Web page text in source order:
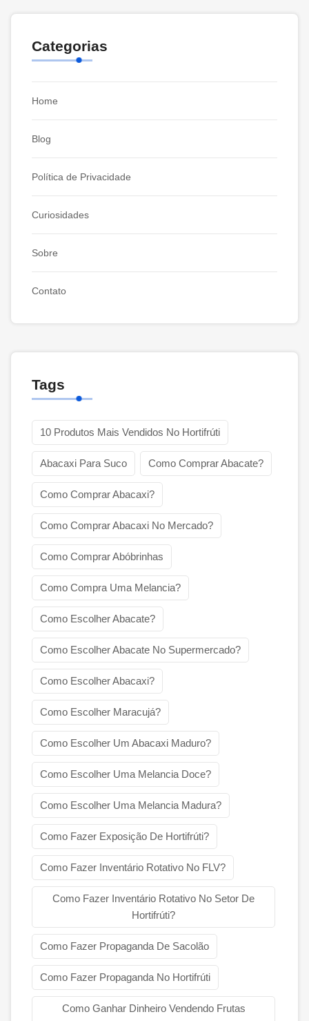
Categorias
Home
Blog
Política de Privacidade
Curiosidades
Sobre
Contato
Tags
10 Produtos Mais Vendidos No Hortifrúti
Abacaxi Para Suco Como Comprar Abacate?
Como Comprar Abacaxi?
Como Comprar Abacaxi No Mercado?
Como Comprar Abóbrinhas
Como Compra Uma Melancia?
Como Escolher Abacate?
Como Escolher Abacate No Supermercado?
Como Escolher Abacaxi?
Como Escolher Maracujá?
Como Escolher Um Abacaxi Maduro?
Como Escolher Uma Melancia Doce?
Como Escolher Uma Melancia Madura?
Como Fazer Exposição De Hortifrúti?
Como Fazer Inventário Rotativo No FLV?
Como Fazer Inventário Rotativo No Setor De
Hortifrúti?
Como Fazer Propaganda De Sacolão
Como Fazer Propaganda No Hortifrúti
Como Ganhar Dinheiro Vendendo Frutas